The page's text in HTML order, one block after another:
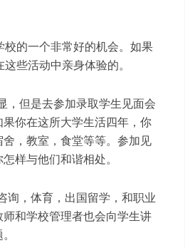
的一个非常好的机会。如果
些活动中亲身体验的。
，但是去参加录取学生见面会
你在这所大学生活四年，你
，教室，食堂等等。参加见
样与他们和谐相处。
询，体育，出国留学，和职业
和学校管理者也会向学生讲